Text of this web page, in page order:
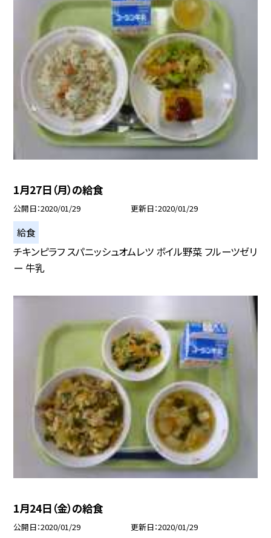
1月27日（月）の給食
公開日 2020/01/29 更新日 2020/01/29
給食
チキンピラフ スパニッシュオムレツ ボイル野菜 フルーツゼリ
ー 牛乳
1月24日（金）の給食
公開日 2020/01/29 更新日 2020/01/29